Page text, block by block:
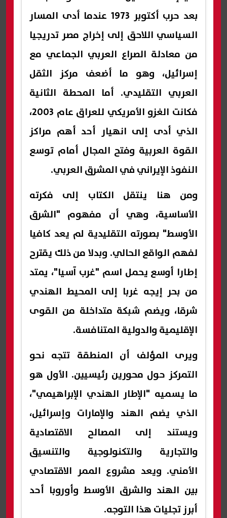
بعد حرب أكتوبر 1973 عندما أدى المسار
السياسي اللاحق إلى إخراج مصر تدريجيا
من معادلة الصراع العربي الجماعي مع
إسرائيل، وهو ما أضعف مركز الثقل
العربي التقليدي. أما المحطة الثانية
فكانت الغزو الأمريكي للعراق عام 2003،
الذي أدى إلى انهيار أحد أهم مراكز
القوة العربية وفتح المجال أمام توسع
النفوذ الإيراني في المشرق العربي.
ومن هنا ينتقل الكتاب إلى فكرته
الأساسية، وهي أن مفهوم "الشرق
الأوسط" بصورته التقليدية لم يعد كافيا
لفهم الواقع الحالي. وبدلا من ذلك يقترح
إطارا أوسع يحمل اسم "غرب آسيا"، يمتد
من بحر إيجه غربا إلى المحيط الهندي
شرقا، ويضم شبكة متداخلة من القوى
الإقليمية والدولية المتنافسة.
ويرى المؤلف أن المنطقة تتجه نحو
التمركز حول محورين رئيسيين. الأول هو
ما يسميه "الإطار الهندي الإبراهيمي"،
الذي يضم الهند والإمارات وإسرائيل،
ويستند إلى المصالح الاقتصادية
والتجارية والتكنولوجية والتنسيق
الأمني. ويعد مشروع الممر الاقتصادي
بين الهند والشرق الأوسط وأوروبا أحد
أبرز تجليات هذا التوجه.